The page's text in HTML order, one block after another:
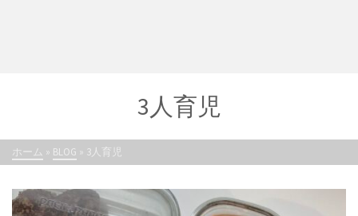
3人育児
ホーム » BLOG » 3人育児